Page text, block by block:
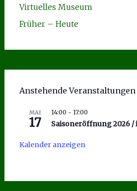
Virtuelles Museum
Früher – Heute
Anstehende Veranstaltungen
MAI
17
14:00 - 17:00
Saisoneröffnung 2026 /
Kalender anzeigen